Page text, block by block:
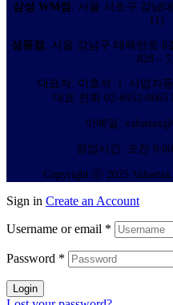
삼성 WM점 : 서울 서초구 강남
11)
성동점 : 서울 강남구 테헤란로 8
828 –
대표자: 이호석 ㅣ 사업자
대표 전화 02-6952-0665
이메일:
영업시간: 오전
Copyright ⓒ 2025
Sign in Create an Account
Username or email *
Password *
Login